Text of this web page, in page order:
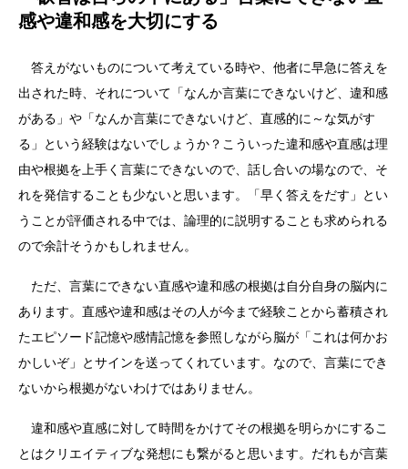
感や違和感を大切にする
答えがないものについて考えている時や、他者に早急に答えを
出された時、それについて「なんか言葉にできないけど、違和感
がある」や「なんか言葉にできないけど、直感的に～な気がす
る」という経験はないでしょうか？こういった違和感や直感は理
由や根拠を上手く言葉にできないので、話し合いの場なので、そ
れを発信することも少ないと思います。「早く答えをだす」とい
うことが評価される中では、論理的に説明することも求められる
ので余計そうかもしれません。
ただ、言葉にできない直感や違和感の根拠は自分自身の脳内に
あります。直感や違和感はその人が今まで経験ことから蓄積され
たエピソード記憶や感情記憶を参照しながら脳が「これは何かお
かしいぞ」とサインを送ってくれています。なので、言葉にでき
ないから根拠がないわけではありません。
違和感や直感に対して時間をかけてその根拠を明らかにするこ
とはクリエイティブな発想にも繋がると思います。だれもが言葉